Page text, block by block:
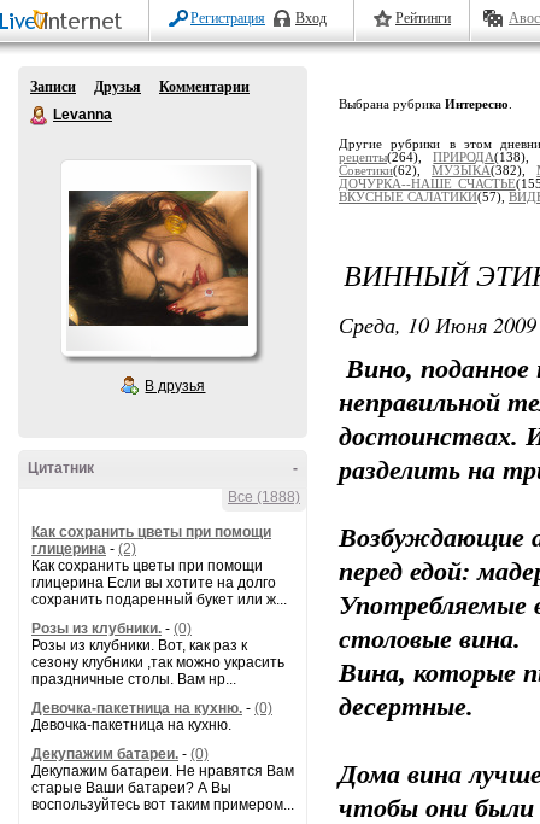
Регистрация Вход Рейтинги
Записи Друзья
Комментарии
Levanna
В друзья
-
Цитатник
Все (1888)
Как сохранить цветы при помощи
глицерина - (2)
Как сохранить цветы при помощи
глицерина Если вы хотите на долго
сохранить подаренный букет или ж...
Розы из клубники. - (0)
Розы из клубники. Вот, как раз к
сезону клубники ,так можно украсить
праздничные столы. Вам нр...
Девочка-пакетница на кухню. - (0)
Девочка-пакетница на кухню.
Декупажим батареи. - (0)
Декупажим батареи. Не нравятся Вам
старые Ваши батареи? А Вы
воспользуйтесь вот таким примером...
Выбрана рубрика Интересно
Другие рубрики в этом
рецепты(264),ПРИРОДА(138),
Советики(62),МУЗЫКА(382),
ДОЧУРКА--НАШЕ СЧАСТЬЕ
ВКУСНЫЕ САЛАТИКИ(57),
ВИННЫЙ
Среда, 10 Июня
Вино,
неправильной
достоинствах.
разделить на
Возбуждающие
перед едой:
Употребляемые
столовые вина.
Вина, которые
десертные.
Дома вина
чтобы они были